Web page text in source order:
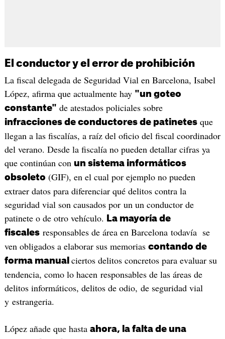
El conductor y el error de prohibición
La fiscal delegada de Seguridad Vial en Barcelona, Isabel
López, afirma que actualmente hay "un goteo
constante" de atestados policiales sobre
infracciones de conductores de patinetesque
llegan a las fiscalías, a raíz del oficio del fiscal coordinador
del verano. Desde la fiscalía no pueden detallar cifras ya
que continúan con un sistema informáticos
obsoleto (GIF), en el cual por ejemplo no pueden
extraer datos para diferenciar qué delitos contra la
seguridad vial son causados por un un conductor de
patinete o de otro vehículo.
La mayoría de
fiscalesresponsables de área en Barcelona todavía se
ven obligados a elaborar sus memorias contando de
forma manual ciertos delitos concretos para evaluar su
tendencia, como lo hacen responsables de las áreas de
delitos informáticos, delitos de odio, de seguridad vial
y estrangeria.
López añade que hasta ahora, la falta de una